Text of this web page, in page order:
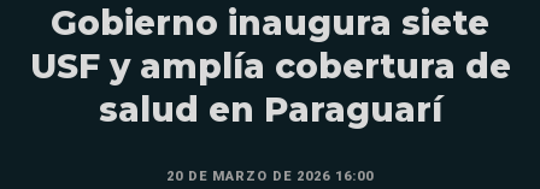
Gobierno inaugura siete
USF y amplía cobertura de
salud en Paraguarí
20 DE MARZO DE 2026 16:00